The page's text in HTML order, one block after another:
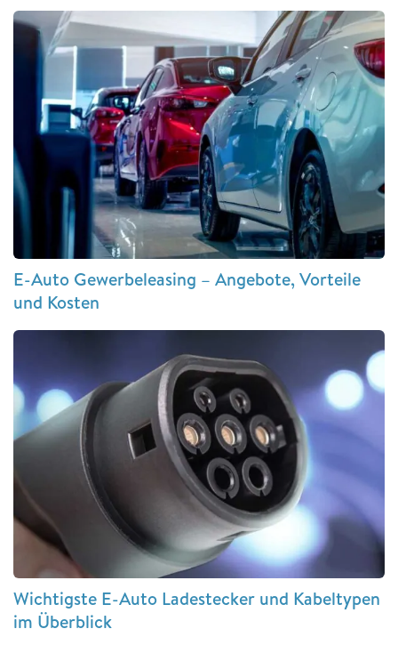
E-Auto Gewerbeleasing – Angebote, Vorteile
und Kosten
Wichtigste E-Auto Ladestecker und Kabeltypen
im Überblick